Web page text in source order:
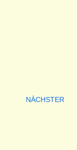
NÄCHSTER